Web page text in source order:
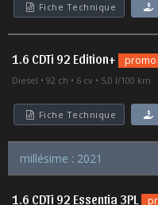
Fiche Technique
1.6 CDTi 92 Edition+ promo
Diesel 92 ch 6 cv 5,0 l/100 km
Fiche Technique
millésime : 2021
1.6 CDTi 92 Essentia 3PL